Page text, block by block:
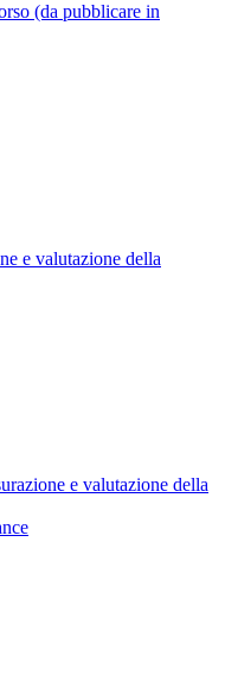
(da pubblicare in
e valutazione della
e valutazione della